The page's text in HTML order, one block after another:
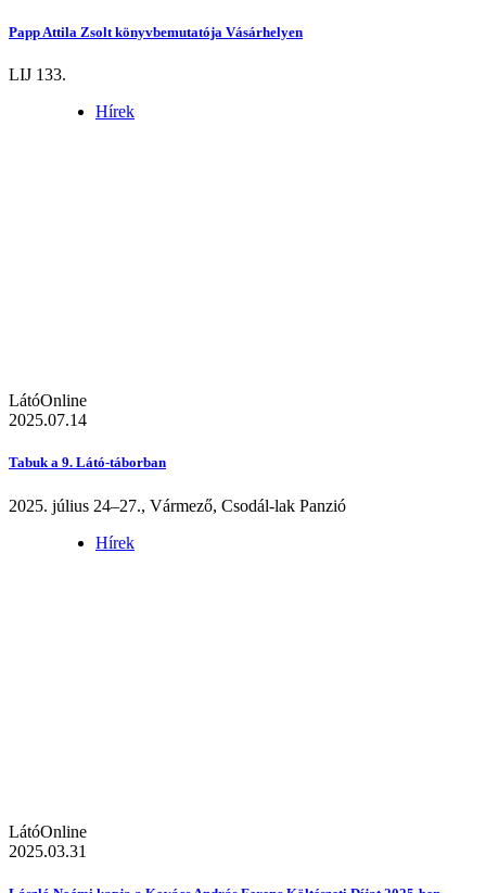
Papp Attila Zsolt könyvbemutatója Vásárhelyen
LIJ 133.
Hírek
LátóOnline
2025.07.14
Tabuk a 9. Látó-táborban
2025. július 24–27., Vármező, Csodál-lak Panzió
Hírek
LátóOnline
2025.03.31